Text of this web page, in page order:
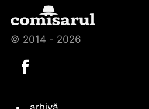
© 2014 - 2026